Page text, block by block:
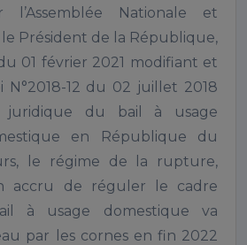
Nationale et
Président de la République,
01 février 2021 modifiant et
12 du 02 juillet 2018
juridique du bail à usage
en République du
le régime de la rupture,
accru de réguler le cadre
à usage domestique va
par les cornes en fin 2022